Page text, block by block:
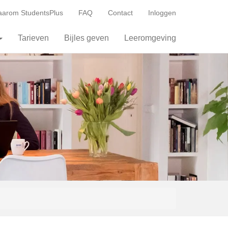
StudentsPlus FAQ Contact Inloggen
Tarieven Bijles geven Leeromgeving